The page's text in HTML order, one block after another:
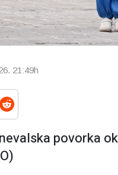
21:49h
povorka